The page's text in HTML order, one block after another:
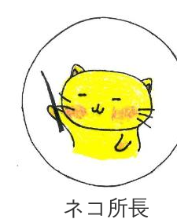
ネコ所長